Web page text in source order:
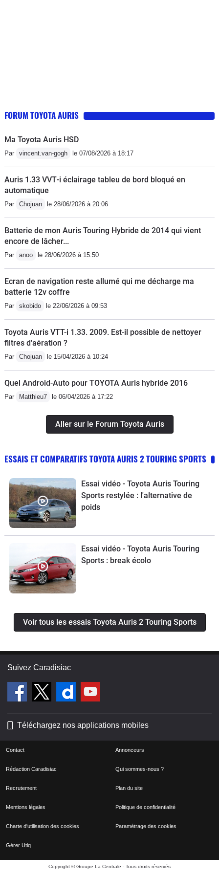
FORUM TOYOTA AURIS
Ma Toyota Auris HSD
Par vincent.van-gogh le 07/08/2026 à 18:17
Auris 1.33 VVT‑i éclairage tableu de bord bloqué en
automatique
Par Chojuan le 28/06/2026 à 20:06
Batterie de mon Auris Touring Hybride de 2014 qui vient
encore de lâcher...
Par anoo le 28/06/2026 à 15:50
Ecran de navigation reste allumé qui me décharge ma
batterie 12v coffre
Par skobido le 22/06/2026 à 09:53
Toyota Auris VTT-i 1.33. 2009. Est-il possible de nettoyer
filtres d'aération ?
Par Chojuan le 15/04/2026 à 10:24
Quel Android-Auto pour TOYOTA Auris hybride 2016
Par Matthieu7 le 06/04/2026 à 17:22
Aller sur le Forum Toyota Auris
ESSAIS ET COMPARATIFS TOYOTA AURIS 2 TOURING SPORTS
Essai vidéo - Toyota Auris Touring
Sports restylée : l'alternative de
poids
Essai vidéo - Toyota Auris Touring
Sports : break écolo
Voir tous les essais Toyota Auris 2 Touring Sports
Suivez Caradisiac
Téléchargez nos applications mobiles
Contact Annonceurs
Rédaction Caradisiac Qui sommes-nous ?
Recrutement Plan du site
Mentions légales Politique de confidentialité
Charte d'utilisation des cookies Paramétrage des cookies
Gérer Utiq
Copyright © Groupe La Centrale - Tous droits réservés